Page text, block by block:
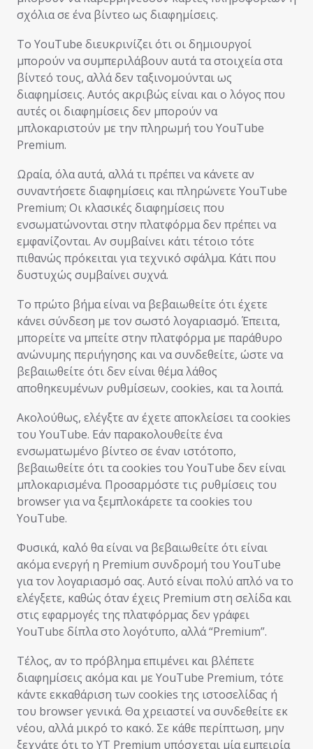
σχόλια σε ένα βίντεο ως διαφημίσεις.
Το YouTube διευκρινίζει ότι οι δημιουργοί
μπορούν να συμπεριλάβουν αυτά τα στοιχεία στα
βίντεό τους, αλλά δεν ταξινομούνται ως
διαφημίσεις. Αυτός ακριβώς είναι και ο λόγος που
αυτές οι διαφημίσεις δεν μπορούν να
μπλοκαριστούν με την πληρωμή του YouTube
Premium.
Ωραία, όλα αυτά, αλλά τι πρέπει να κάνετε αν
συναντήσετε διαφημίσεις και πληρώνετε YouTube
Premium; Οι κλασικές διαφημίσεις που
ενσωματώνονται στην πλατφόρμα δεν πρέπει να
εμφανίζονται. Αν συμβαίνει κάτι τέτοιο τότε
πιθανώς πρόκειται για τεχνικό σφάλμα. Κάτι που
δυστυχώς συμβαίνει συχνά.
Το πρώτο βήμα είναι να βεβαιωθείτε ότι έχετε
κάνει σύνδεση με τον σωστό λογαριασμό. Έπειτα,
μπορείτε να μπείτε στην πλατφόρμα με παράθυρο
ανώνυμης περιήγησης και να συνδεθείτε, ώστε να
βεβαιωθείτε ότι δεν είναι θέμα λάθος
αποθηκευμένων ρυθμίσεων, cookies, και τα λοιπά.
Ακολούθως, ελέγξτε αν έχετε αποκλείσει τα cookies
του YouTube. Εάν παρακολουθείτε ένα
ενσωματωμένο βίντεο σε έναν ιστότοπο,
βεβαιωθείτε ότι τα cookies του YouTube δεν είναι
μπλοκαρισμένα. Προσαρμόστε τις ρυθμίσεις του
browser για να ξεμπλοκάρετε τα cookies του
YouTube.
Φυσικά, καλό θα είναι να βεβαιωθείτε ότι είναι
ακόμα ενεργή η Premium συνδρομή του YouTube
για τον λογαριασμό σας. Αυτό είναι πολύ απλό να το
ελέγξετε, καθώς όταν έχεις Premium στη σελίδα και
στις εφαρμογές της πλατφόρμας δεν γράφει
YouTubε δίπλα στο λογότυπο, αλλά “Premium”.
Τέλος, αν το πρόβλημα επιμένει και βλέπετε
διαφημίσεις ακόμα και με YouTube Premium, τότε
κάντε εκκαθάριση των cookies της ιστοσελίδας ή
του browser γενικά. Θα χρειαστεί να συνδεθείτε εκ
νέου, αλλά μικρό το κακό. Σε κάθε περίπτωση, μην
ξεχνάτε ότι το YT Premium υπόσχεται μία εμπειρία